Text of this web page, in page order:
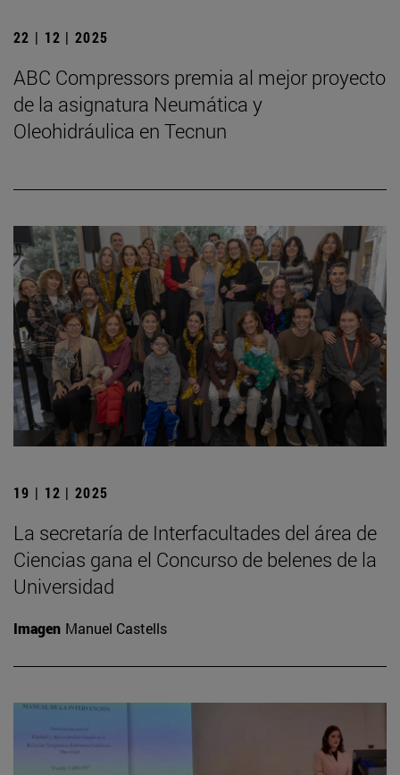
22 | 12 | 2025
ABC Compressors premia al mejor proyecto
de la asignatura Neumática y
Oleohidráulica en Tecnun
19 | 12 | 2025
La secretaría de Interfacultades del área de
Ciencias gana el Concurso de belenes de la
Universidad
Imagen Manuel Castells